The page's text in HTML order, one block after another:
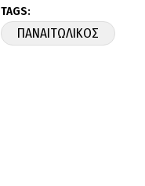
TAGS:
ΠΑΝΑΙΤΩΛΙΚΟΣ